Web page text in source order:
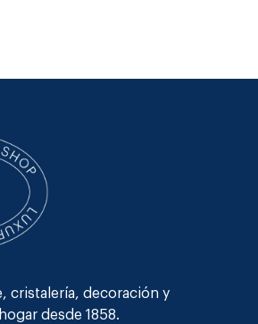
cristalería, decoración y
desde 1858.